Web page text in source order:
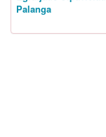
Palanga